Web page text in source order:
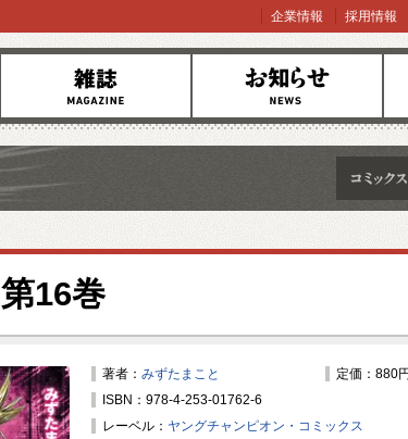
雑誌 お知らせ オ
企業情報 採用情報
第16巻
著者： みずたまこと
定価：880
ISBN：978-4-253-01762-6
レーベル： ヤングチャンピオン・コミックス